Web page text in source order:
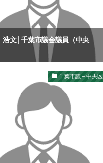
浩文│千葉市議会議員（中央
千葉市議 – 中央区